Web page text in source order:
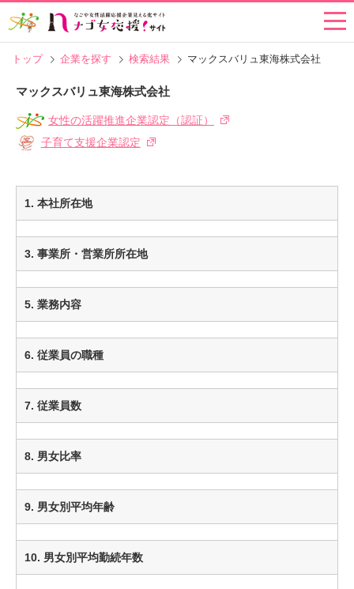
トップ 企業を探す 検索結果 マックスバリュ東海株式会社
マックスバリュ東海株式会社
女性の活躍推進企業認定（認証）
子育て支援企業認定
1. 本社所在地
3. 事業所・営業所所在地
5. 業務内容
6. 従業員の職種
7. 従業員数
8. 男女比率
9. 男女別平均年齢
10. 男女別平均勤続年数